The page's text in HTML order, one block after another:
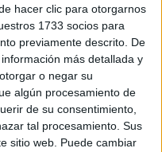
hacer clic para otorgarnos
1733 socios para
previamente descrito. De
más detallada y
o negar su
algún procesamiento de
de su consentimiento,
tal procesamiento. Sus
sitio web. Puede cambiar